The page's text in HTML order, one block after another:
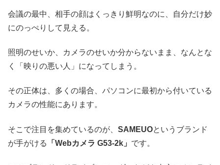
会議の最中、相手の顔はくっきり鮮明なのに、自分だけ妙
にのっぺりして見える。
照明のせいか、カメラのせいか分からないまま、なんとな
く「映りの悪い人」になってしまう。
その正体は、多くの場合、パソコンに最初から付いている
カメラの性能にあります。
そこで注目を集めているのが、 SAMEUOというブランド
が手がける
「Webカメラ G53-2k」 です。